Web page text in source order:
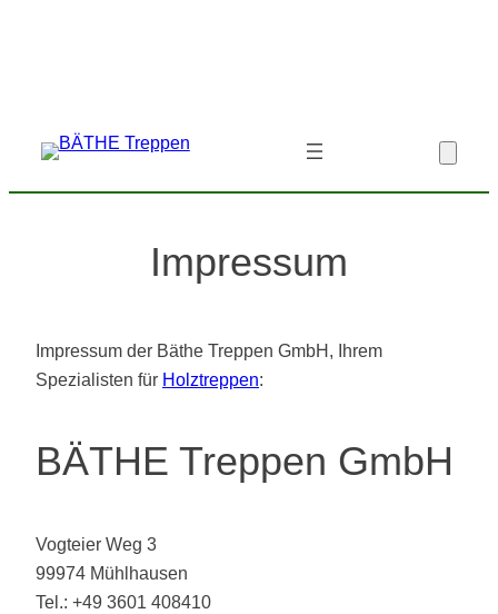
Impressum
Impressum der Bäthe Treppen GmbH, Ihrem
Spezialisten für Holztreppen:
BÄTHE Treppen GmbH
Vogteier Weg 3
99974 Mühlhausen
Tel.: +49 3601 408410